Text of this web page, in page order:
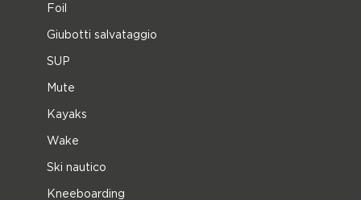
Foil
Giubotti salvataggio
SUP
Mute
Kayaks
Wake
Ski nautico
Kneeboarding